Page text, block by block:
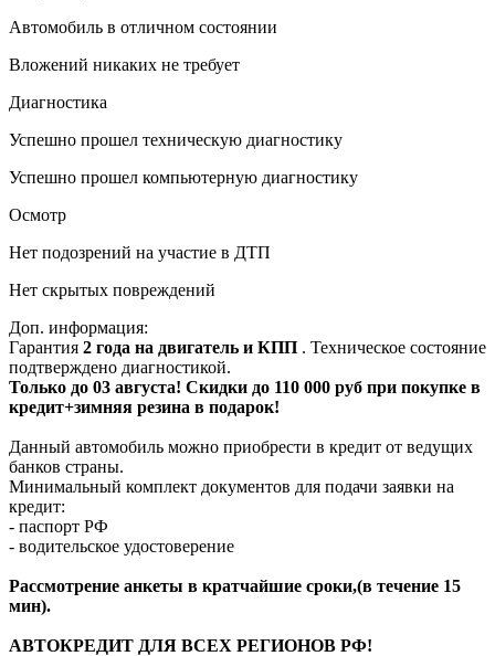
Автомобиль в отличном состоянии
Вложений никаких не требует
Диагностика
Успешно прошел техническую диагностику
Успешно прошел компьютерную диагностику
Осмотр
Нет подозрений на участие в ДТП
Нет скрытых повреждений
Доп. информация:
Гарантия 2 года на двигатель и КПП . Техническое состояние
подтверждено диагностикой.
Только до 03 августа! Скидки до 110 000 руб при покупке в
кредит+зимняя резина в подарок!
Данный автомобиль можно приобрести в кредит от ведущих
банков страны.
Минимальный комплект документов для подачи заявки на
кредит:
- паспорт РФ
- водительское удостоверение
Рассмотрение анкеты в кратчайшие сроки,(в течение 15
мин).
АВТОКРЕДИТ ДЛЯ ВСЕХ РЕГИОНОВ РФ!